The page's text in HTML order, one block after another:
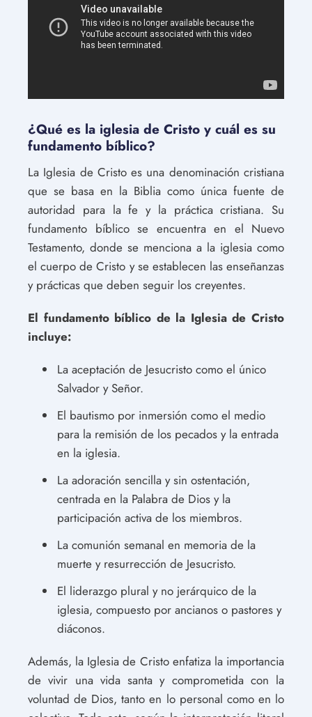
¿Qué es la iglesia de Cristo y cuál es su
fundamento bíblico?
La Iglesia de Cristo es una denominación cristiana
que se basa en la Biblia como única fuente de
autoridad para la fe y la práctica cristiana. Su
fundamento bíblico se encuentra en el Nuevo
Testamento, donde se menciona a la iglesia como
el cuerpo de Cristo y se establecen las enseñanzas
y prácticas que deben seguir los creyentes.
El fundamento bíblico de la Iglesia de Cristo
incluye:
La aceptación de Jesucristo como el único
Salvador y Señor.
El bautismo por inmersión como el medio
para la remisión de los pecados y la entrada
en la iglesia.
La adoración sencilla y sin ostentación,
centrada en la Palabra de Dios y la
participación activa de los miembros.
La comunión semanal en memoria de la
muerte y resurrección de Jesucristo.
El liderazgo plural y no jerárquico de la
iglesia, compuesto por ancianos o pastores y
diáconos.
Además, la Iglesia de Cristo enfatiza la importancia
de vivir una vida santa y comprometida con la
voluntad de Dios, tanto en lo personal como en lo